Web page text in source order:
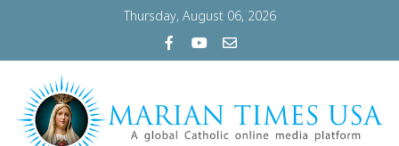
Thursday, August 06, 2026